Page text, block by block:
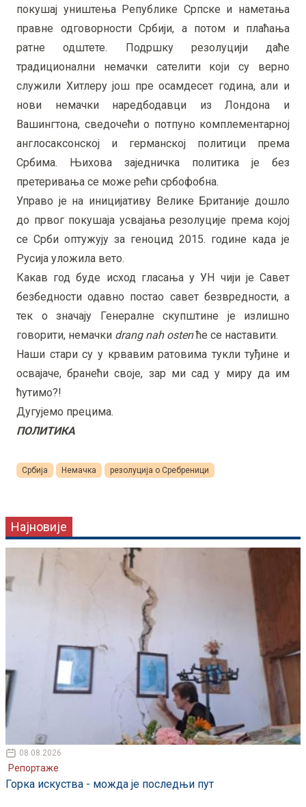
покушај уништења Републике Српске и наметања
правне одговорности Србији, а потом и плаћања
ратне одштете. Подршку резолуцији даће
традиционални немачки сателити који су верно
служили Хитлеру још пре осамдесет година, али и
нови немачки наредбодавци из Лондона и
Вашингтона, сведочећи о потпуно комплементарној
англосаксонској и германској политици према
Србима. Њихова заједничка политика је без
претеривања се може рећи србофобна.
Управо је на иницијативу Велике Британије дошло
до првог покушаја усвајања резолуције према којој
се Срби оптужују за геноцид 2015. године када је
Русија уложила вето.
Какав год буде исход гласања у УН чији је Савет
безбедности одавно постао савет безвредности, а
тек о значају Генералне скупштине је излишно
говорити, немачки drang nah ostenће се наставити.
Наши стари су у крвавим ратовима тукли туђине и
освајаче, бранећи своје, зар ми сад у миру да им
ћутимо?!
Дугујемо прецима.
ПОЛИТИКА
Србија Немачка резолуција о Сребреници
Најновије
08.08.2026
Репортаже
Горка искуства - можда је последњи пут